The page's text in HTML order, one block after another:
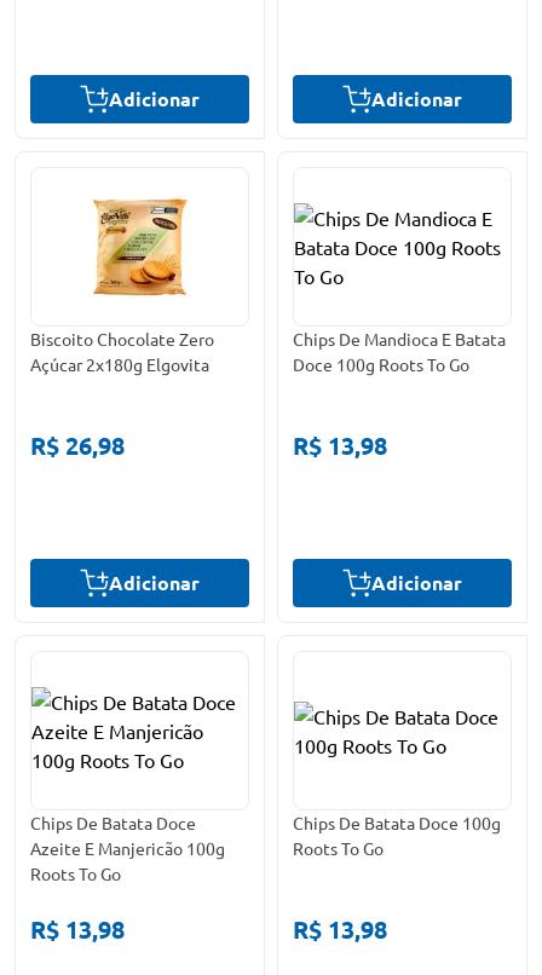
Adicionar Adicionar
Biscoito Chocolate Zero
Açúcar 2x180g Elgovita
R$ 26,98
Adicionar
Chips De Mandioca E Batata
Doce 100g Roots To Go
R$ 13,98
Adicionar
Chips De Batata Doce
Azeite E Manjericão 100g
Roots To Go
R$ 13,98
Chips De Batata Doce 100g
Roots To Go
R$ 13,98